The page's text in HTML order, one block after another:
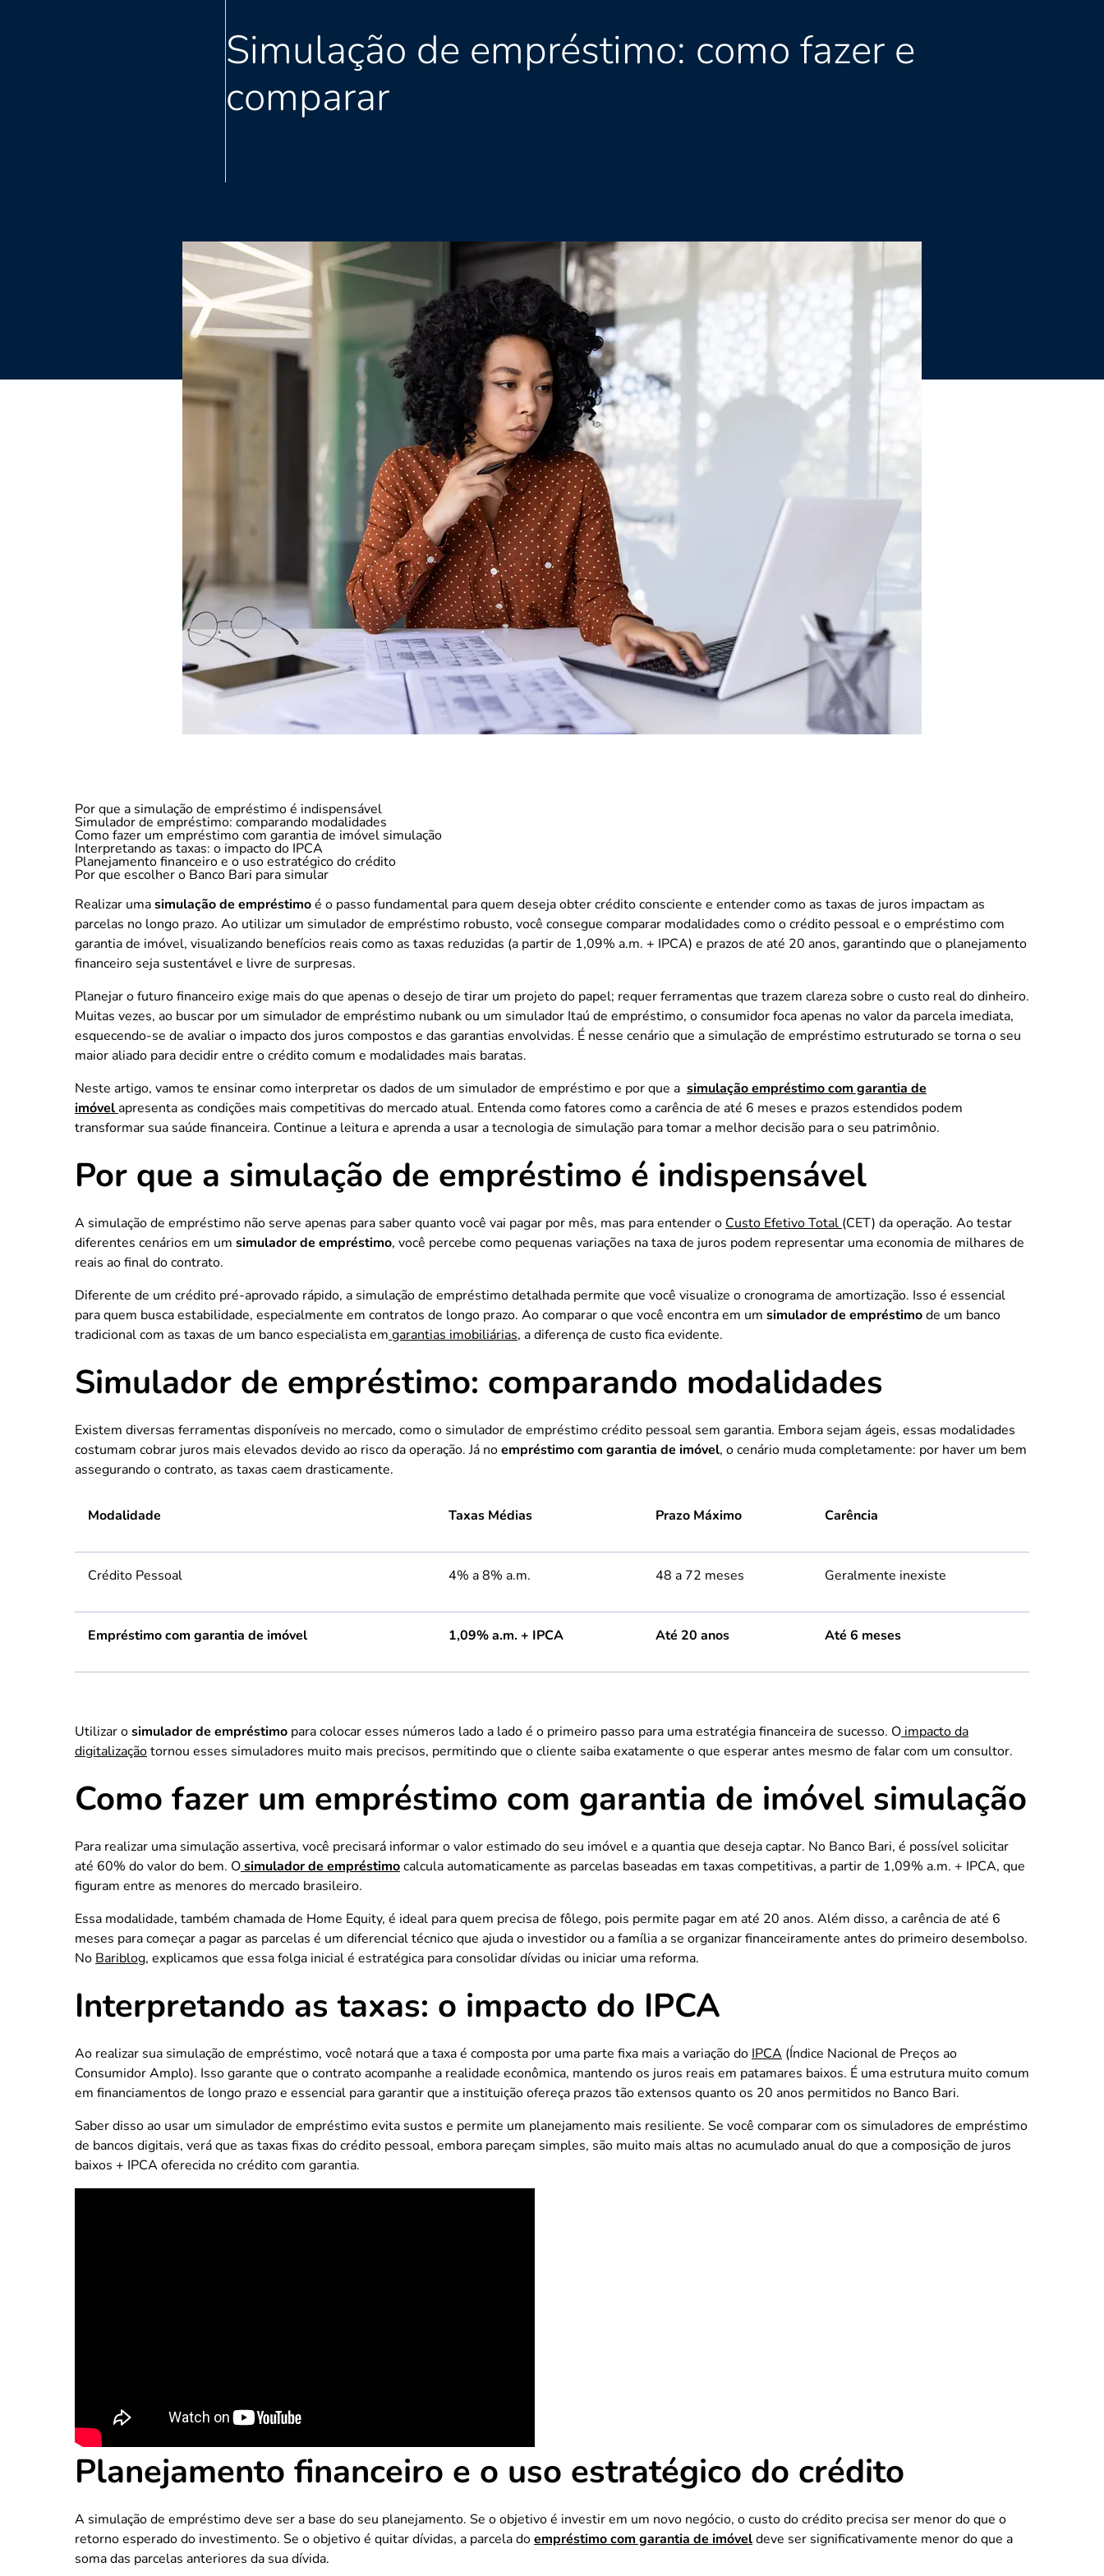
Simulação de empréstimo: como fazer e
comparar
Por que a simulação de empréstimo é indispensável
Simulador de empréstimo: comparando modalidades
Como fazer um empréstimo com garantia de imóvel simulação
Interpretando as taxas: o impacto do IPCA
Planejamento financeiro e o uso estratégico do crédito
Por que escolher o Banco Bari para simular
Realizar umasimulação de empréstimoé o passo fundamental para quem deseja obter crédito consciente e entender como as taxas de juros impactam as
parcelas no longo prazo. Ao utilizar um simulador de empréstimo robusto, você consegue comparar modalidades como o crédito pessoal e o empréstimo com
garantia de imóvel, visualizando benefícios reais como as taxas reduzidas (a partir de 1,09% a.m. + IPCA) e prazos de até 20 anos, garantindo que o planejamento
financeiro seja sustentável e livre de surpresas.
Planejar o futuro financeiro exige mais do que apenas o desejo de tirar um projeto do papel; requer ferramentas que trazem clareza sobre o custo real do dinheiro.
Muitas vezes, ao buscar por um simulador de empréstimo nubank ou um simulador Itaú de empréstimo, o consumidor foca apenas no valor da parcela imediata,
esquecendo-se de avaliar o impacto dos juros compostos e das garantias envolvidas. É nesse cenário que a simulação de empréstimo estruturado se torna o seu
maior aliado para decidir entre o crédito comum e modalidades mais baratas.
Neste artigo, vamos te ensinar como interpretar os dados de um simulador de empréstimo e por que a simulaçãoempréstimo com garantia de
imóvelapresenta as condições mais competitivas do mercado atual. Entenda como fatores como a carência de até 6 meses e prazos estendidos podem
transformar sua saúde financeira. Continue a leitura e aprenda a usar a tecnologia de simulação para tomar a melhor decisão para o seu patrimônio.
Por que a simulação de empréstimo é indispensável
A simulação de empréstimo não serve apenas para saber quanto você vai pagar por mês, mas para entender o Custo Efetivo Total (CET) da operação. Ao testar
diferentes cenários em um simulador de empréstimo, você percebe como pequenas variações na taxa de juros podem representar uma economia de milhares de
reais ao final do contrato.
Diferente de um crédito pré-aprovado rápido, a simulação de empréstimo detalhada permite que você visualize o cronograma de amortização. Isso é essencial
para quem busca estabilidade, especialmente em contratos de longo prazo. Ao comparar o que você encontra em um simulador de empréstimode um banco
tradicional com as taxas de um banco especialista em garantias imobiliárias, a diferença de custo fica evidente.
Simulador de empréstimo: comparando modalidades
Existem diversas ferramentas disponíveis no mercado, como o simulador de empréstimocrédito pessoal sem garantia. Embora sejam ágeis, essas modalidades
costumam cobrar juros mais elevados devido ao risco da operação. Já noempréstimo com garantia de imóvel, o cenário muda completamente: por haver um bem
assegurando o contrato, as taxas caem drasticamente.
Modalidade Taxas Médias Prazo Máximo Carência
Crédito Pessoal 4% a 8% a.m. 48 a 72 meses Geralmente inexiste
Empréstimo com garantia de imóvel 1,09% a.m. + IPCA Até 20 anos Até 6 meses
Utilizar osimulador de empréstimo para colocar esses números lado a lado é o primeiro passo para uma estratégia financeira de sucesso. O impacto da
digitalizaçãotornou esses simuladores muito mais precisos, permitindo que o cliente saiba exatamente o que esperar antes mesmo de falar com um consultor.
Como fazer um empréstimo com garantia de imóvel simulação
Para realizar uma simulação assertiva, você precisará informar o valor estimado do seu imóvel e a quantia que deseja captar. No Banco Bari, é possível solicitar
até 60% do valor do bem. Osimulador de empréstimocalcula automaticamente as parcelas baseadas em taxas competitivas, a partir de 1,09% a.m. + IPCA, que
figuram entre as menores do mercado brasileiro.
Essa modalidade, também chamada de Home Equity, é ideal para quem precisa de fôlego, pois permite pagar em até 20 anos. Além disso, a carência de até 6
meses para começar a pagar as parcelas é um diferencial técnico que ajuda o investidor ou a família a se organizar financeiramente antes do primeiro desembolso.
No Bariblog, explicamos que essa folga inicial é estratégica para consolidar dívidas ou iniciar uma reforma.
Interpretando as taxas: o impacto do IPCA
Ao realizar sua simulação de empréstimo, você notará que a taxa é composta por uma parte fixa mais a variação do IPCA (Índice Nacional de Preços ao
Consumidor Amplo). Isso garante que o contrato acompanhe a realidade econômica, mantendo os juros reais em patamares baixos. É uma estrutura muito comum
em financiamentos de longo prazo e essencial para garantir que a instituição ofereça prazos tão extensos quanto os 20 anos permitidos no Banco Bari.
Saber disso ao usar um simulador de empréstimo evita sustos e permite um planejamento mais resiliente. Se você comparar com os simuladores de empréstimo
de bancos digitais, verá que as taxas fixas do crédito pessoal, embora pareçam simples, são muito mais altas no acumulado anual do que a composição de juros
baixos + IPCA oferecida no crédito com garantia.
Planejamento financeiro e o uso estratégico do crédito
A simulação de empréstimo deve ser a base do seu planejamento. Se o objetivo é investir em um novo negócio, o custo do crédito precisa ser menor do que o
retorno esperado do investimento. Se o objetivo é quitar dívidas, a parcela doempréstimo com garantia de imóveldeve ser significativamente menor do que a
soma das parcelas anteriores da sua dívida.